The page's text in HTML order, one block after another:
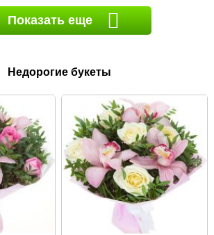
Показать еще
Недорогие букеты